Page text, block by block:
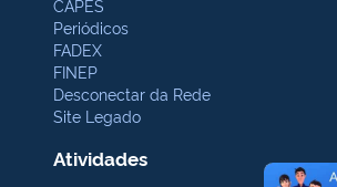
CAPES
Periódicos
FADEX
FINEP
Desconectar da Rede
Site Legado
Atividades